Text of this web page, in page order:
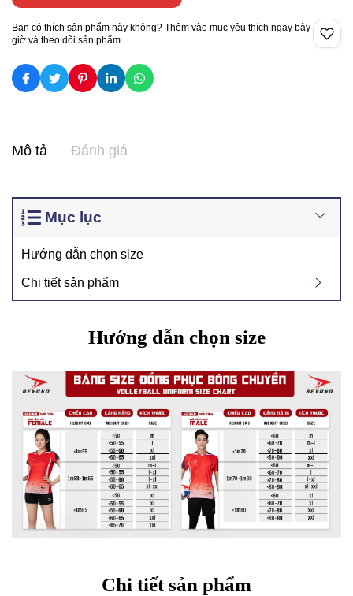
Bạn có thích sản phẩm này không? Thêm vào mục yêu thích ngay bây
giờ và theo dõi sản phẩm.
Mô tả Đánh giá
Mục lục
Hướng dẫn chọn size
Chi tiết sản phẩm
Hướng dẫn chọn size
Chi tiết sản phẩm